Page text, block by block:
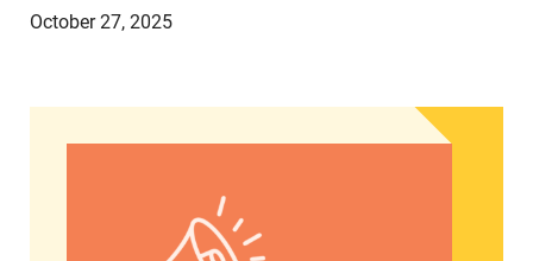
October 27, 2025
Medicaid: Un salvavidas para los Latinés e